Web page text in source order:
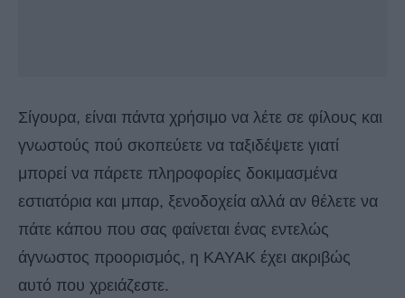
Σίγουρα, είναι πάντα χρήσιμο να λέτε σε φίλους και
γνωστούς πού σκοπεύετε να ταξιδέψετε γιατί
μπορεί να πάρετε πληροφορίες δοκιμασμένα
εστιατόρια και μπαρ, ξενοδοχεία αλλά αν θέλετε να
πάτε κάπου που σας φαίνεται ένας εντελώς
άγνωστος προορισμός, η KAYAK έχει ακριβώς
αυτό που χρειάζεστε.